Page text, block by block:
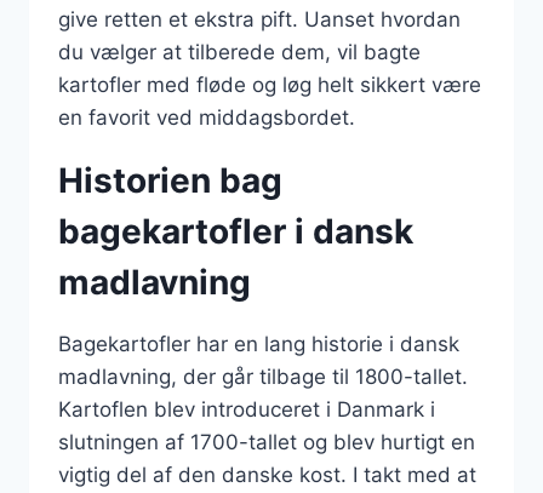
give retten et ekstra pift. Uanset hvordan
du vælger at tilberede dem, vil bagte
kartofler med fløde og løg helt sikkert være
en favorit ved middagsbordet.
Historien bag
bagekartofler i dansk
madlavning
Bagekartofler har en lang historie i dansk
madlavning, der går tilbage til 1800-tallet.
Kartoflen blev introduceret i Danmark i
slutningen af 1700-tallet og blev hurtigt en
vigtig del af den danske kost. I takt med at